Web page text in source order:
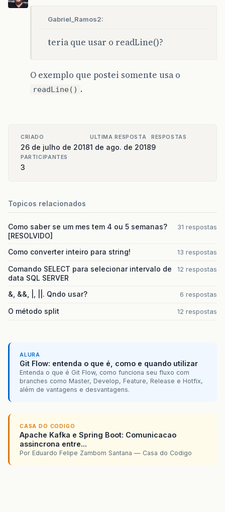
Gabriel_Ramos2:
teria que usar o readLine()?
O exemplo que postei somente usa o
readLine() .
CRIADO
26 de julho de 2018
ULTIMA RESPOSTA
1 de ago. de 2018
RESPOSTAS
9
PARTICIPANTES
3
Topicos relacionados
Como saber se um mes tem 4 ou 5 semanas?
[RESOLVIDO]
31 respostas
Como converter inteiro para string! 13 respostas
Comando SELECT para selecionar intervalo de
data SQL SERVER
12 respostas
&, &&, |, ||. Qndo usar? 6 respostas
O método split 12 respostas
ALURA
Git Flow: entenda o que é, como e quando utilizar
Entenda o que é Git Flow, como funciona seu fluxo com
branches como Master, Develop, Feature, Release e Hotfix,
além de vantagens e desvantagens.
CASA DO CODIGO
Apache Kafka e Spring Boot: Comunicacao
assincrona entre...
Por Eduardo Felipe Zambom Santana — Casa do Codigo